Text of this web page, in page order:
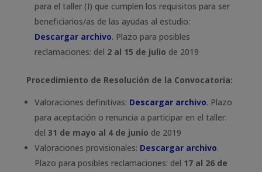
para el taller (I) que cumplen los requisitos para ser
beneficiarios/as de las ayudas al estudio:
Descargar archivo. Plazo para posibles
reclamaciones: del 2 al 15 de julio de 2019
Procedimiento de Resolución de la Convocatoria:
Valoraciones definitivas: Descargar archivo. Plazo
para aceptación o renuncia a participar en el taller:
del 31 de mayo al 4 de junio de 2019
Valoraciones provisionales: Descargar archivo.
Plazo para posibles reclamaciones: del 17 al 26 de